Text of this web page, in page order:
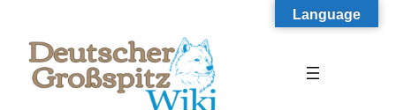
springen
Language